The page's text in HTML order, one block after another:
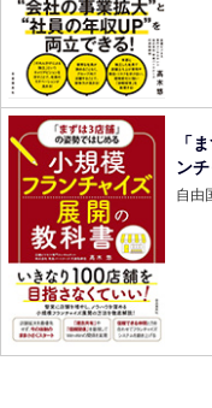
「
ン
自由